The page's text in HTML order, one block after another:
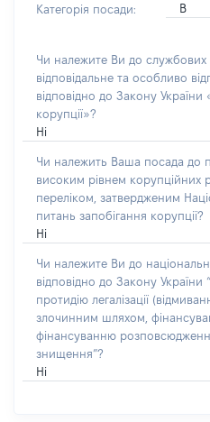
Категорія посади: В
Чи належите Ви до службових
відповідальне та особливо
відповідно до Закону України
корупції»?
Ні
Чи належить Ваша посада до
високим рівнем корупційних
переліком, затвердженим
питань запобігання корупції?
Ні
Чи належите Ви до
відповідно до Закону України
протидію легалізації
злочинним шляхом,
фінансуванню
знищення”?
Ні